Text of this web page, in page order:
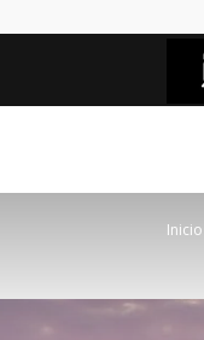
Inicio